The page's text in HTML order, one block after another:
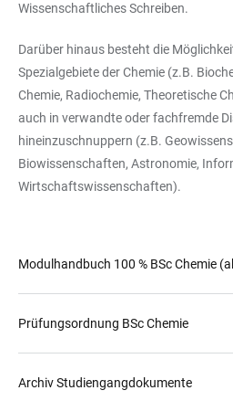
Wissenschaftliches Schreiben.
Darüber hinaus besteht die
Spezialgebiete der Chemie (z.B.
Chemie, Radiochemie, Theoretische
auch in verwandte oder fachfremde
hineinzuschnuppern (z.B.
Biowissenschaften, Astronomie,
Wirtschaftswissenschaften).
Modulhandbuch 100 % BSc Chemie
Prüfungsordnung BSc Chemie
Archiv Studiengangdokumente